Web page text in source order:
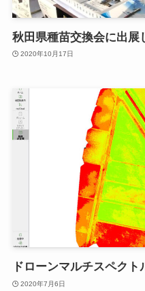
秋田県種苗交換会に出展
2020年10月17日
ドローンマルチスペク
2020年7月6日